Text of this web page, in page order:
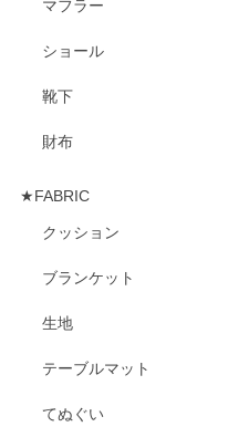
マフラー
ショール
靴下
財布
★FABRIC
クッション
ブランケット
生地
テーブルマット
てぬぐい